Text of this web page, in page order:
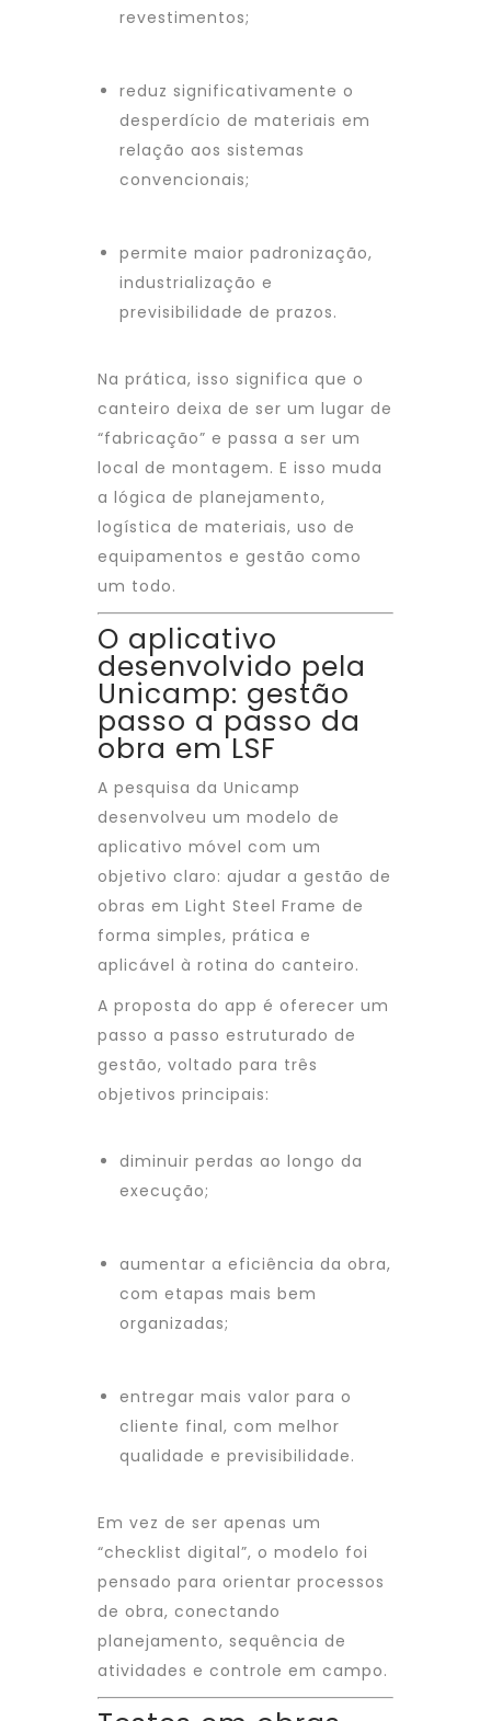
revestimentos;
reduz significativamente o
desperdício de materiais em
relação aos sistemas
convencionais;
permite maior padronização,
industrialização e
previsibilidade de prazos.
Na prática, isso significa que o
canteiro deixa de ser um lugar de
“fabricação” e passa a ser um
local de montagem. E isso muda
a lógica de planejamento,
logística de materiais, uso de
equipamentos e gestão como
um todo.
O aplicativo
desenvolvido pela
Unicamp: gestão
passo a passo da
obra em LSF
A pesquisa da Unicamp
desenvolveu um modelo de
aplicativo móvel com um
objetivo claro: ajudar a gestão de
obras em Light Steel Frame de
forma simples, prática e
aplicável à rotina do canteiro.
A proposta do app é oferecer um
passo a passo estruturado de
gestão, voltado para três
objetivos principais:
diminuir perdas ao longo da
execução;
aumentar a eficiência da obra,
com etapas mais bem
organizadas;
entregar mais valor para o
cliente final, com melhor
qualidade e previsibilidade.
Em vez de ser apenas um
“checklist digital”, o modelo foi
pensado para orientar processos
de obra, conectando
planejamento, sequência de
atividades e controle em campo.